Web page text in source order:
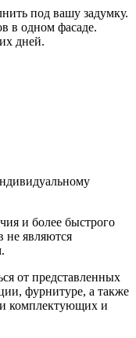
под вашу задумку.
в одном фасаде.
дней.
и более быстрого
не являются
от представленных
фурнитуре, а также
комплектующих и